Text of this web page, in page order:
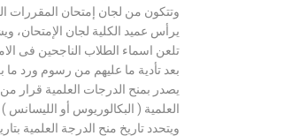
وتتكون من لجان إمتحان المقررات
يرأس عميد الكلية لجان الإمتحان،
تلعن اسماء الطلاب الناجحين فى
بعد تأدية ما عليهم من رسوم ورد ما
يصدر بمنح الدرجات العلمية قرار
العلمية ( البكالوريوس أو الليسانس )
ويتحدد تاريخ منح الدرجة العلمية